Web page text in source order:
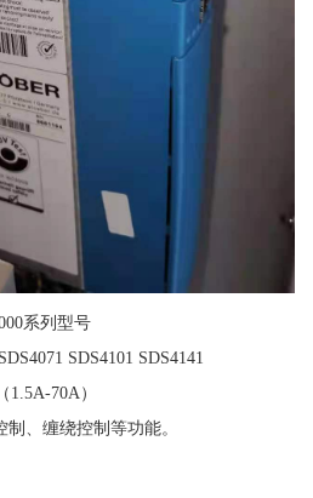
系列型号
SDS4101 SDS4141
1.5A-70A）
、缠绕控制等功能。